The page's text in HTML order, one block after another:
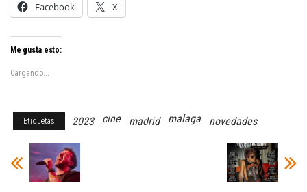
Facebook X
Me gusta esto:
Cargando...
Etiquetas 2023 cine madrid malaga novedades